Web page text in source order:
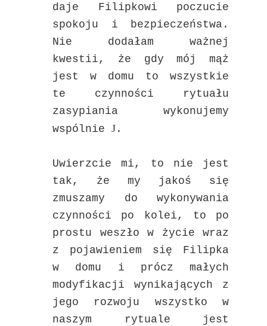
daje Filipkowi poczucie
spokoju i bezpieczeństwa.
Nie dodałam ważnej
kwestii, że gdy mój mąż
jest w domu to wszystkie
te czynności rytuału
zasypiania wykonujemy
wspólnie J .
Uwierzcie mi, to nie jest
tak, że my jakoś się
zmuszamy do wykonywania
czynności po kolei, to po
prostu weszło w życie wraz
z pojawieniem się Filipka
w domu i prócz małych
modyfikacji wynikających z
jego rozwoju wszystko w
naszym rytuale jest